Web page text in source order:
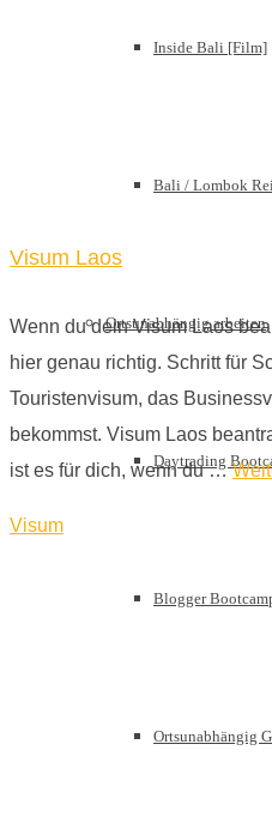
Inside Bali [Film]
Bali / Lombok
Ortsunabhängig arbeiten
Daytrading
Blogger
Ortsunabhängig
Visum Laos
Wenn du dein Visum Laos
hier genau richtig. Schritt für
Touristenvisum, das
bekommst. Visum Laos
ist es für dich, wenn du …
Visum